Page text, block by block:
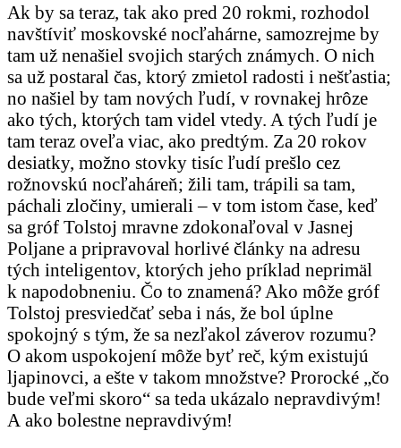
Ak by sa teraz, tak ako pred 20 rokmi, rozhodol
navštíviť moskovské nocľahárne, samozrejme by
tam už nenašiel svojich starých známych. O nich
sa už postaral čas, ktorý zmietol radosti i nešťastia;
no našiel by tam nových ľudí, v rovnakej hrôze
ako tých, ktorých tam videl vtedy. A tých ľudí je
tam teraz oveľa viac, ako predtým. Za 20 rokov
desiatky, možno stovky tisíc ľudí prešlo cez
rožnovskú nocľaháreň; žili tam, trápili sa tam,
páchali zločiny, umierali – v tom istom čase, keď
sa gróf Tolstoj mravne zdokonaľoval v Jasnej
Poljane a pripravoval horlivé články na adresu
tých inteligentov, ktorých jeho príklad neprimäl
k napodobneniu. Čo to znamená? Ako môže gróf
Tolstoj presviedčať seba i nás, že bol úplne
spokojný s tým, že sa nezľakol záverov rozumu?
O akom uspokojení môže byť reč, kým existujú
ljapinovci, a ešte v takom množstve? Prorocké „čo
bude veľmi skoro“ sa teda ukázalo nepravdivým!
A ako bolestne nepravdivým!